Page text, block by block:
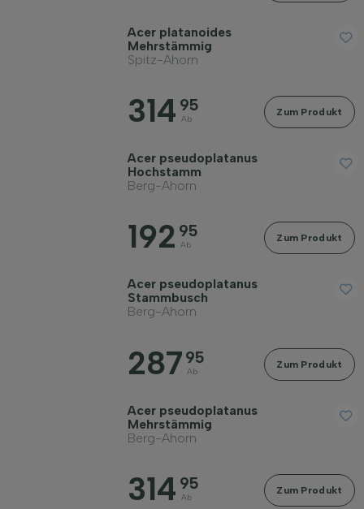
Acer platanoides
Mehrstämmig
Spitz-Ahorn
314 95
Ab
Zum Produkt
Acer pseudoplatanus
Hochstamm
Berg-Ahorn
192 95
Ab
Zum Produkt
Acer pseudoplatanus
Stammbusch
Berg-Ahorn
287 95
Ab
Zum Produkt
Acer pseudoplatanus
Mehrstämmig
Berg-Ahorn
314 95
Ab
Zum Produkt